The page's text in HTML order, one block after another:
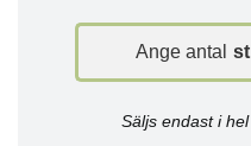
Ange antal st
Säljs endast i